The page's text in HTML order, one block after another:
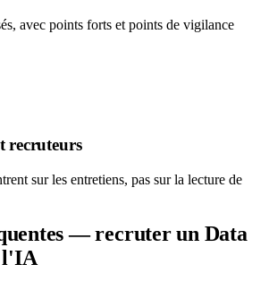
avec points forts et points de vigilance
recruteurs
sur les entretiens, pas sur la lecture de
— recruter un Data
l'IA